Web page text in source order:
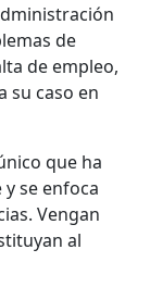
de
de empleo,
su caso en
que ha
se enfoca
Vengan
al